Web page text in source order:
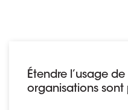
Étendre l’usage de
organisations sont